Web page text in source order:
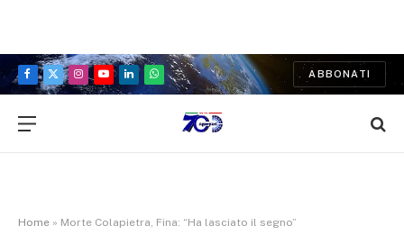
Facebook
X
Instagram
YouTubeLinkedInWhatsApp
ABBONATI
Home » Morte Colapietra, Fina: “Ha lasciato il segno”